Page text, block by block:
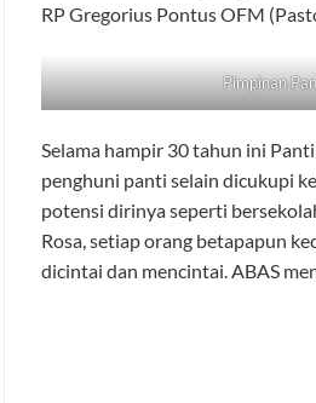
RP Gregorius Pontus OFM
Pimpinan
Selama hampir 30 tahun ini
penghuni panti selain dicukupi
potensi dirinya seperti
Rosa, setiap orang betapapun
dicintai dan mencintai. ABAS